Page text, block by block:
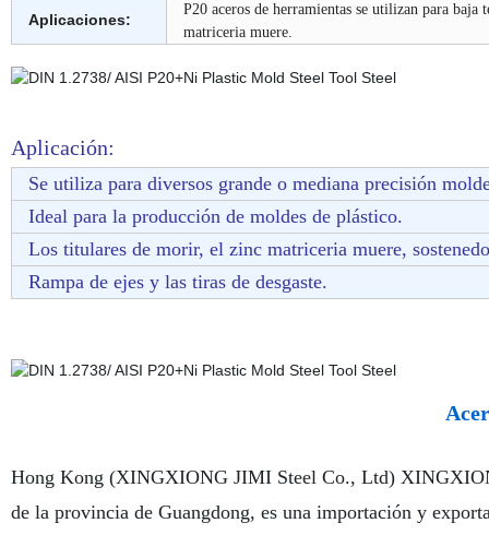
Aplicaciones:
P20 aceros de herramientas se utilizan para
matriceria muere.
Aplicación:
Se utiliza para diversos grande o mediana precisión
Ideal para la producción de moldes de plástico.
Los titulares de morir, el zinc matriceria muere,
Rampa de ejes y las tiras de desgaste.
Hong Kong (XINGXIONG JIMI Steel Co., Ltd)
de la provincia de Guangdong, es una importación y